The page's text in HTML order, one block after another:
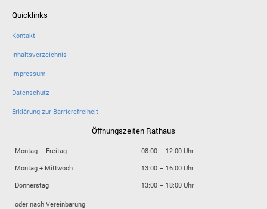
Quicklinks
Kontakt
Inhaltsverzeichnis
Impressum
Datenschutz
Erklärung zur Barrierefreiheit
Öffnungszeiten Rathaus
Montag – Freitag
08:00 – 12:00 Uhr
Montag + Mittwoch
13:00 – 16:00 Uhr
Donnerstag
13:00 – 18:00 Uhr
oder nach Vereinbarung